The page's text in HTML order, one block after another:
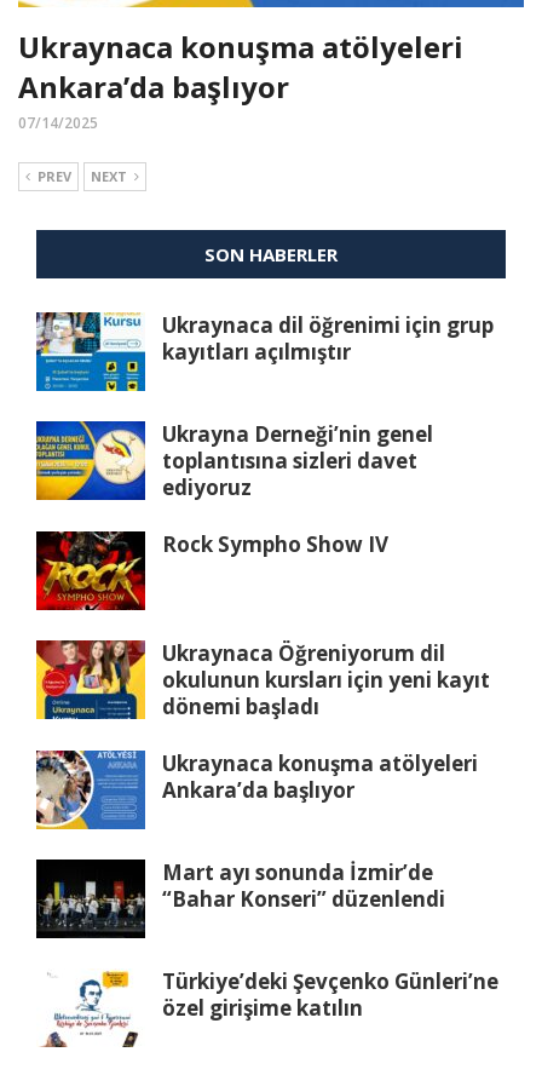
Ukraynaca konuşma atölyeleri
Ankara’da başlıyor
07/14/2025
PREV NEXT
SON HABERLER
Ukraynaca dil öğrenimi için grup
kayıtları açılmıştır
Ukrayna Derneği’nin genel
toplantısına sizleri davet
ediyoruz
Rock Sympho Show IV
Ukraynaca Öğreniyorum dil
okulunun kursları için yeni kayıt
dönemi başladı
Ukraynaca konuşma atölyeleri
Ankara’da başlıyor
Mart ayı sonunda İzmir’de
“Bahar Konseri” düzenlendi
Türkiye’deki Şevçenko Günleri’ne
özel girişime katılın